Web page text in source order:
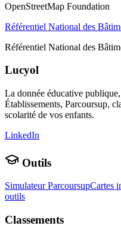
OpenStreetMap Foundation
Référentiel National des
Référentiel National des
Lucyol
La donnée éducative
Établissements, Parcoursup,
scolarité de vos enfants.
LinkedIn
Outils
Simulateur ParcoursupCartes
outils
Classements